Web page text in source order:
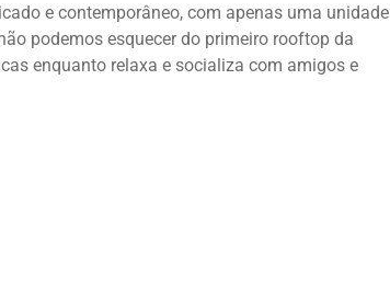
e contemporâneo, com apenas uma unidade
podemos esquecer do primeiro rooftop da
enquanto relaxa e socializa com amigos e